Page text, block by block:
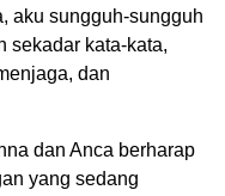
aku sungguh-sungguh
sekadar kata-kata,
dan
dan Anca berharap
yang sedang